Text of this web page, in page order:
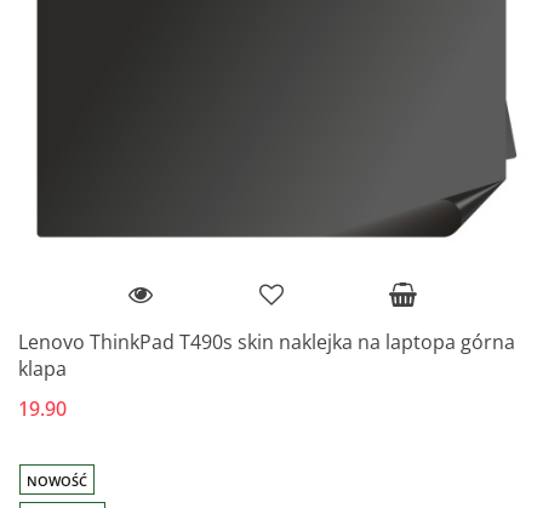
Lenovo ThinkPad T490s skin naklejka na laptopa górna
klapa
19.90
NOWOŚĆ